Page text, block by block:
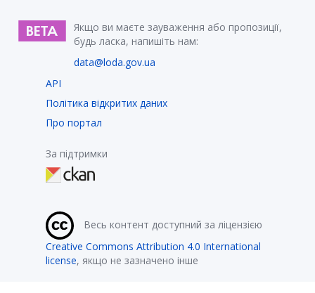
Якщо ви маєте зауваження або пропозиції,
будь ласка, напишіть нам:
data@loda.gov.ua
API
Політика відкритих даних
Про портал
За підтримки
Весь контент доступний за ліцензією
Creative Commons Attribution 4.0 International
license, якщо не зазначено інше